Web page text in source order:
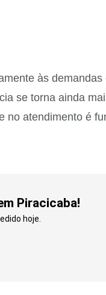
às
se torna ainda
atendimento é
Piracicaba!
hoje.